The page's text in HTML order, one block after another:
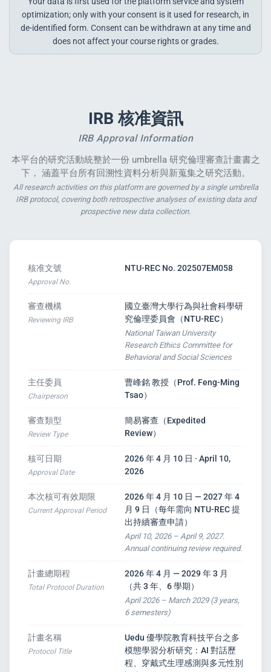
Education
optimization; only with your consent is it used for research, in
de-identified form. Consent can be withdrawn at any time and
does not affect your course rights or grades.
IRB 核准資訊
IRB Approval Information
本平台的研究活動統整於一份 umbrella 研究倫理審查計畫書之
下， 涵蓋平台所有回溯性資料分析與新蒐集之研究活動。
All research activities on this platform are governed by a single umbrella
IRB protocol, covering both retrospective analyses of existing data and
prospective new data collection.
核准文號
Approval No.
NTU-REC No. 202507EM058
審查機構
Reviewing IRB
國立臺灣大學行為與社會科學研
究倫理委員會（NTU-REC）
National Taiwan University
Research Ethics Committee for
Behavioral and Social Sciences
主任委員
Chairperson
曹峰銘 教授（Prof. Feng-Ming
Tsao）
審查類型
Review Type
簡易審查（Expedited
Review）
核可日期
Approval Date
2026 年 4 月 10 日 · April 10,
2026
本次核可有效期限
Current Approval Period
2026 年 4 月 10 日 — 2027 年 4
月 9 日（每年需向 NTU-REC 提
出持續審查申請）
April 10, 2026 – April 9, 2027.
Annual continuing review required.
計畫總期程
Total Protocol Duration
2026 年 4 月 — 2029 年 3 月
（共 3 年、6 學期）
April 2026 – March 2029 (3 years,
6 semesters)
計畫名稱
Protocol Title
Uedu 優學院教育科技平台之多
模態學習分析研究：AI 對話歷
程、穿戴式生理感測與多元性別